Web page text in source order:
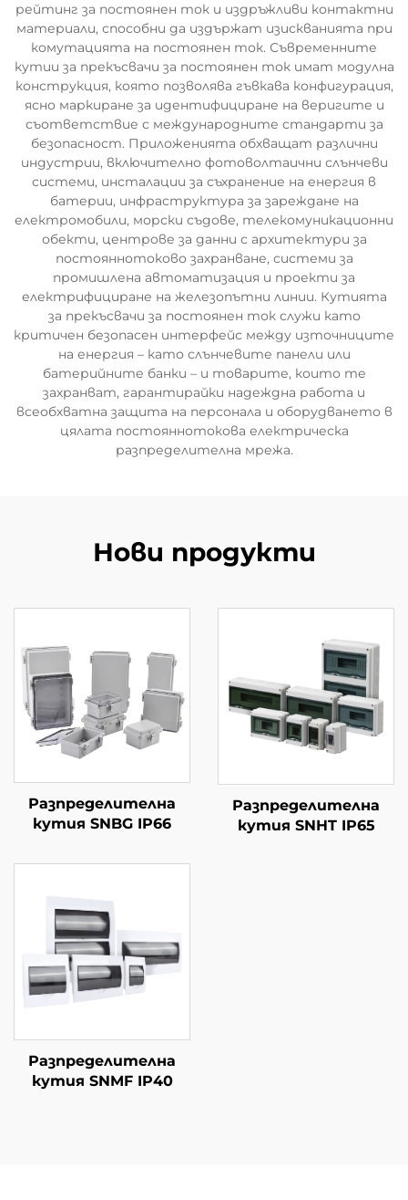
рейтинг за постоянен ток и издръжливи контактни
материали, способни да издържат изискванията при
комутацията на постоянен ток. Съвременните
кутии за прекъсвачи за постоянен ток имат модулна
конструкция, която позволява гъвкава конфигурация,
ясно маркиране за идентифициране на веригите и
съответствие с международните стандарти за
безопасност. Приложенията обхващат различни
индустрии, включително фотоволтаични слънчеви
системи, инсталации за съхранение на енергия в
батерии, инфраструктура за зареждане на
електромобили, морски съдове, телекомуникационни
обекти, центрове за данни с архитектури за
постояннотоково захранване, системи за
промишлена автоматизация и проекти за
електрифициране на железопътни линии. Кутията
за прекъсвачи за постоянен ток служи като
критичен безопасен интерфейс между източниците
на енергия – като слънчевите панели или
батерийните банки – и товарите, които те
захранват, гарантирайки надеждна работа и
всеобхватна защита на персонала и оборудването в
цялата постояннотокова електрическа
разпределителна мрежа.
Нови продукти
Разпределителна
кутия SNBG IP66
Разпределителна
кутия SNHT IP65
Разпределителна
кутия SNMF IP40